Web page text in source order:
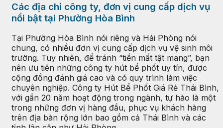
Các địa chỉ công ty, đơn vị cung cấp dịch vụ
nổi bật tại Phường Hòa Bình
Tại Phường Hòa Bình nói riêng và Hải Phòng nói
chung, có nhiều đơn vị cung cấp dịch vụ vệ sinh môi
trường. Tuy nhiên, để tránh “tiền mất tật mang”, bạn
nên ưu tiên những công ty hút bể phốt uy tín, được
cộng đồng đánh giá cao và có quy trình làm việc
chuyên nghiệp. Công ty Hút Bể Phốt Giá Rẻ Thái Bình,
với gần 20 năm hoạt động trong ngành, tự hào là một
trong những đơn vị hàng đầu, phục vụ khách hàng
trên địa bàn rộng lớn bao gồm cả Thái Bình và các